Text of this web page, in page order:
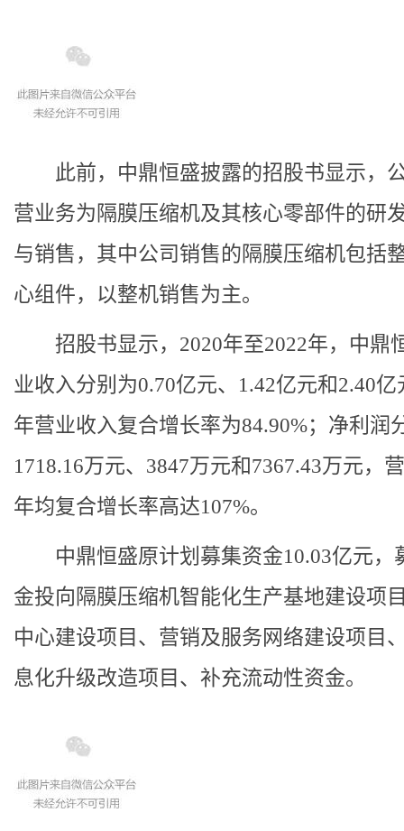
此前，中鼎恒盛披露的招股书显示，
营业务为隔膜压缩机及其核心零部件的研
与销售，其中公司销售的隔膜压缩机包括
心组件，以整机销售为主。
招股书显示，2020年至2022年，中鼎
业收入分别为0.70亿元、1.42亿元和2.40亿
年营业收入复合增长率为84.90%；净利润
1718.16万元、3847万元和7367.43万元，
年均复合增长率高达107%。
中鼎恒盛原计划募集资金10.03亿元，
金投向隔膜压缩机智能化生产基地建设项
中心建设项目、营销及服务网络建设项目
息化升级改造项目、补充流动性资金。